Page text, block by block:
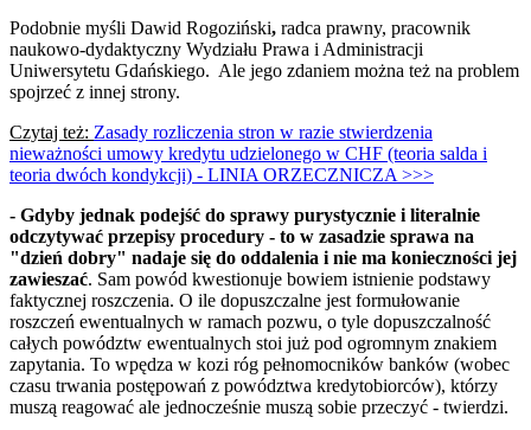
Podobnie myśli Dawid Rogoziński, radca prawny, pracownik
naukowo-dydaktyczny Wydziału Prawa i Administracji
Uniwersytetu Gdańskiego. Ale jego zdaniem można też na problem
spojrzeć z innej strony.
Czytaj też: Zasady rozliczenia stron w razie stwierdzenia
nieważności umowy kredytu udzielonego w CHF (teoria salda i
teoria dwóch kondykcji) - LINIA ORZECZNICZA >>>
- Gdyby jednak podejść do sprawy purystycznie i literalnie
odczytywać przepisy procedury - to w zasadzie sprawa na
"dzień dobry" nadaje się do oddalenia i nie ma konieczności jej
zawieszać. Sam powód kwestionuje bowiem istnienie podstawy
faktycznej roszczenia. O ile dopuszczalne jest formułowanie
roszczeń ewentualnych w ramach pozwu, o tyle dopuszczalność
całych powództw ewentualnych stoi już pod ogromnym znakiem
zapytania. To wpędza w kozi róg pełnomocników banków (wobec
czasu trwania postępowań z powództwa kredytobiorców), którzy
muszą reagować ale jednocześnie muszą sobie przeczyć - twierdzi.